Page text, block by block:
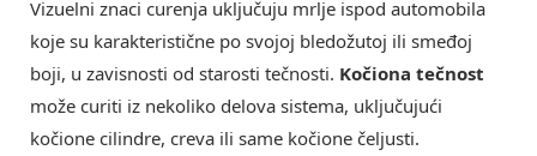
Vizuelni znaci curenja uključuju mrlje ispod automobila
koje su karakteristične po svojoj bledožutoj ili smeđoj
boji, u zavisnosti od starosti tečnosti. Kočiona tečnost
može curiti iz nekoliko delova sistema, uključujući
kočione cilindre, creva ili same kočione čeljusti.